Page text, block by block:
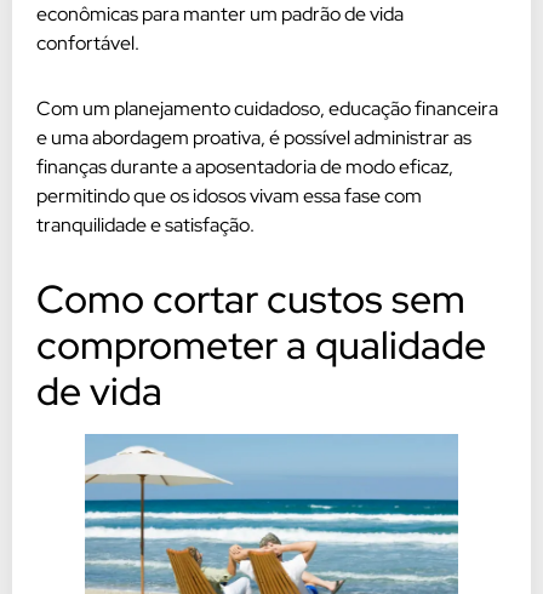
econômicas para manter um padrão de vida
confortável.
Com um planejamento cuidadoso, educação financeira
e uma abordagem proativa, é possível administrar as
finanças durante a aposentadoria de modo eficaz,
permitindo que os idosos vivam essa fase com
tranquilidade e satisfação.
Como cortar custos sem
comprometer a qualidade
de vida